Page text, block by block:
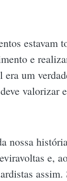
estavam
e
um
valorizar
nossa
e,